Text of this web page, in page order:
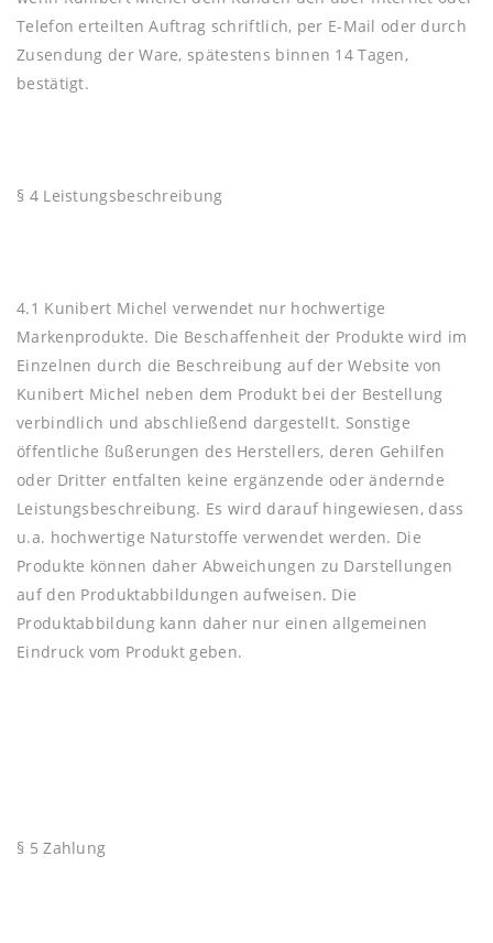
Telefon erteilten Auftrag schriftlich, per E-Mail oder durch
Zusendung der Ware, spätestens binnen 14 Tagen,
bestätigt.
§ 4 Leistungsbeschreibung
4.1 Kunibert Michel verwendet nur hochwertige
Markenprodukte. Die Beschaffenheit der Produkte wird im
Einzelnen durch die Beschreibung auf der Website von
Kunibert Michel neben dem Produkt bei der Bestellung
verbindlich und abschließend dargestellt. Sonstige
öffentliche ßußerungen des Herstellers, deren Gehilfen
oder Dritter entfalten keine ergänzende oder ändernde
Leistungsbeschreibung. Es wird darauf hingewiesen, dass
u.a. hochwertige Naturstoffe verwendet werden. Die
Produkte können daher Abweichungen zu Darstellungen
auf den Produktabbildungen aufweisen. Die
Produktabbildung kann daher nur einen allgemeinen
Eindruck vom Produkt geben.
§ 5 Zahlung